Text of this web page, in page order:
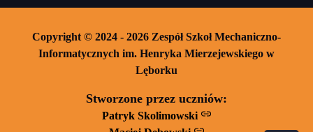
Copyright © 2024 - 2026 Zespół Szkoł Mechaniczno-
Informatycznych im. Henryka Mierzejewskiego w
Lęborku
Stworzone przez uczniów:
Patryk Skolimowski